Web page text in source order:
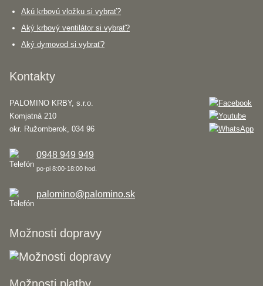
Akú krbovú vložku si vybrať?
Aký krbový ventilátor si vybrať?
Aký dymovod si vybrať?
Kontakty
PALOMINO KRBY, s.r.o.
Komjatná 210
okr. Ružomberok, 034 96
0948 949 949
po-pi 8:00-18:00 hod.
palomino@palomino.sk
Možnosti dopravy